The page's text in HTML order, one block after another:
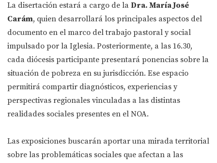
La disertación estará a cargo de la Dra. María José
Carám, quien desarrollará los principales aspectos del
documento en el marco del trabajo pastoral y social
impulsado por la Iglesia. Posteriormente, a las 16.30,
cada diócesis participante presentará ponencias sobre la
situación de pobreza en su jurisdicción. Ese espacio
permitirá compartir diagnósticos, experiencias y
perspectivas regionales vinculadas a las distintas
realidades sociales presentes en el NOA.
Las exposiciones buscarán aportar una mirada territorial
sobre las problemáticas sociales que afectan a las